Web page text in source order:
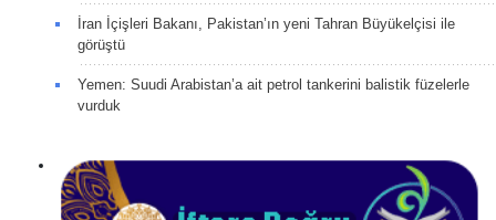
İran İçişleri Bakanı, Pakistan’ın yeni Tahran Büyükelçisi ile
görüştü
Yemen: Suudi Arabistan’a ait petrol tankerini balistik füzelerle
vurduk